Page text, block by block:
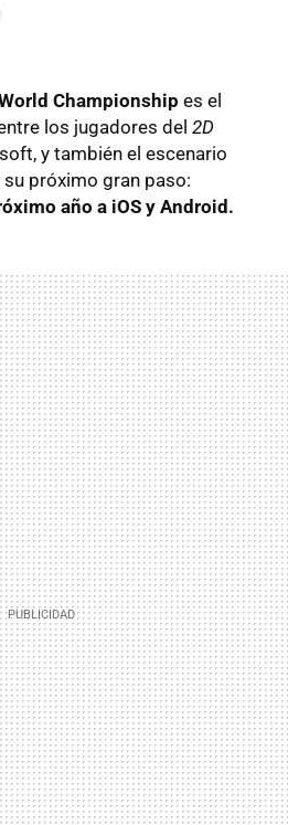
Championship es el
los jugadores del 2D
y también el escenario
próximo gran paso:
año a iOS y Android.